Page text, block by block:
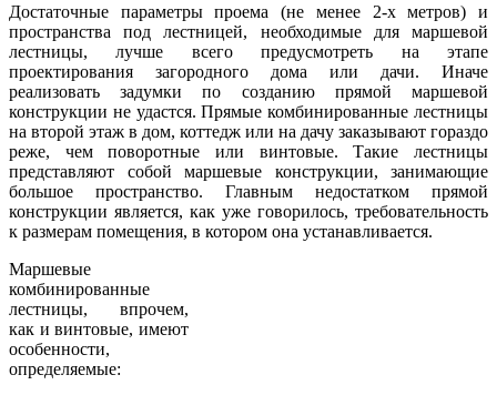
Достаточные параметры проема (не менее 2-х метров) и
пространства под лестницей, необходимые для маршевой
лестницы, лучше всего предусмотреть на этапе
проектирования загородного дома или дачи. Иначе
реализовать задумки по созданию прямой маршевой
конструкции не удастся. Прямые комбинированные лестницы
на второй этаж в дом, коттедж или на дачу заказывают гораздо
реже, чем поворотные или винтовые. Такие лестницы
представляют собой маршевые конструкции, занимающие
большое пространство. Главным недостатком прямой
конструкции является, как уже говорилось, требовательность
к размерам помещения, в котором она устанавливается.
Маршевые
комбинированные
лестницы, впрочем,
как и винтовые, имеют
особенности,
определяемые: